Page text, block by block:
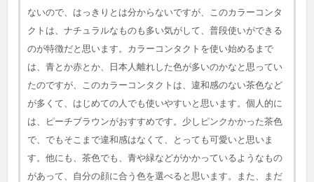
ないので、はっきりとは分からないですが、このカラーコンタ
クトは、ナチュラルなものも多い気がして、普段使いができる
のが特徴だと思います。カラーコンタクトを使い始めるまで
は、青とか赤とか、日本人離れした色が多いのかなと思ってい
たのですが、このカラーコンタクトは、違和感のない茶色など
が多くて、はじめての人でも使いやすいと思います。個人的に
は、ピーチブラウンがおすすめです。少しピンクかかった茶色
で、でもそこまで違和感はなくて、とっても可愛いと思いま
す。他にも、茶色でも、青や緑などがかかっているようなもの
があって、自分の顔に合う色を選べると思います。また、まだ